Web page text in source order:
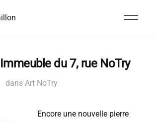
du 7, rue NoTry
dans Art NoTry
Encore une nouvelle pierre